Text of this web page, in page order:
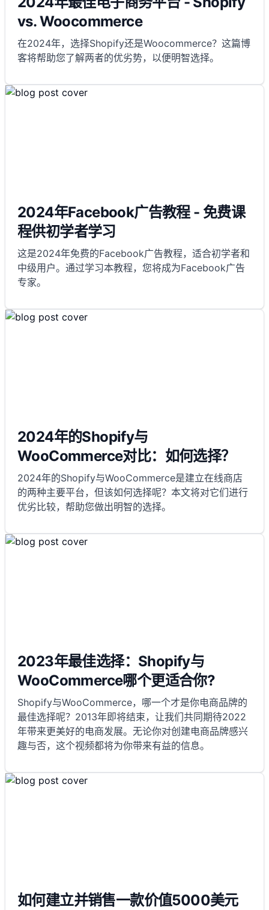
vs. Woocommerce
在2024年，选择Shopify还是Woocommerce？这篇博
客将帮助您了解两者的优劣势，以便明智选择。
2024年Facebook广告教程 - 免费课
程供初学者学习
这是2024年免费的Facebook广告教程，适合初学者和
中级用户。通过学习本教程，您将成为Facebook广告
专家。
2024年的Shopify与
WooCommerce对比：如何选择？
2024年的Shopify与WooCommerce是建立在线商店
的两种主要平台，但该如何选择呢？本文将对它们进行
优劣比较，帮助您做出明智的选择。
2023年最佳选择：Shopify与
WooCommerce哪个更适合你?
Shopify与WooCommerce，哪一个才是你电商品牌的
最佳选择呢？2013年即将结束，让我们共同期待2022
年带来更美好的电商发展。无论你对创建电商品牌感兴
趣与否，这个视频都将为你带来有益的信息。
如何建立并销售一款价值5000美元